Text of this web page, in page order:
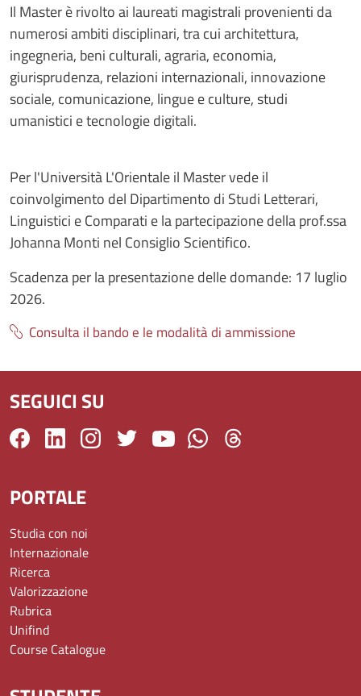
Il Master è rivolto ai laureati magistrali provenienti da
numerosi ambiti disciplinari, tra cui architettura,
ingegneria, beni culturali, agraria, economia,
giurisprudenza, relazioni internazionali, innovazione
sociale, comunicazione, lingue e culture, studi
umanistici e tecnologie digitali.
Per l'Università L'Orientale il Master vede il
coinvolgimento del Dipartimento di Studi Letterari,
Linguistici e Comparati e la partecipazione della prof.ssa
Johanna Monti nel Consiglio Scientifico.
Scadenza per la presentazione delle domande: 17 luglio
2026.
Consulta il bando e le modalità di ammissione
SEGUICI SU
PORTALE
Studia con noi
Internazionale
Ricerca
Valorizzazione
Rubrica
Unifind
Course Catalogue